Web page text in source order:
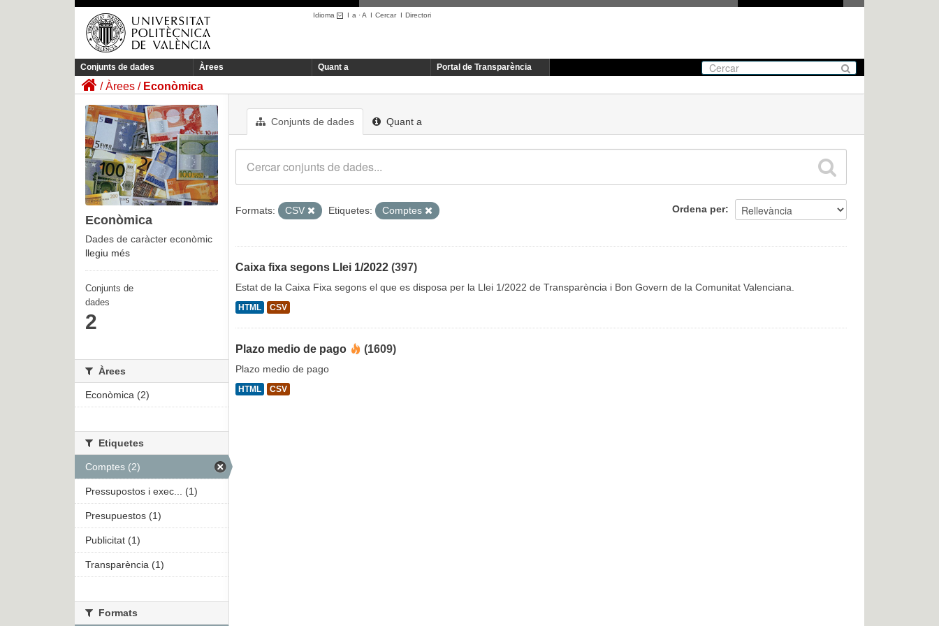
Idioma I a ·A I CercarI Directori
Conjunts de dades Àrees Quant a Portal de Transparència
Àrees Econòmica
Conjunts de dades Quant a
Ordena per
Formats: CSV Etiquetes: Comptes
Caixa fixa segons Llei 1/2022 (397)
Estat de la Caixa Fixa segons el que es disposa per la Llei 1/2022 de Transparència i Bon Govern de la Comunitat Valenciana.
HTML CSV
Plazo medio de pago (1609)
Plazo medio de pago
HTML CSV
Econòmica
Dades de caràcter econòmic
llegiu més
Conjunts de
dades
2
Àrees
Econòmica (2)
Etiquetes
Comptes (2)
Pressupostos i exec... (1)
Presupuestos (1)
Publicitat (1)
Transparència (1)
Formats